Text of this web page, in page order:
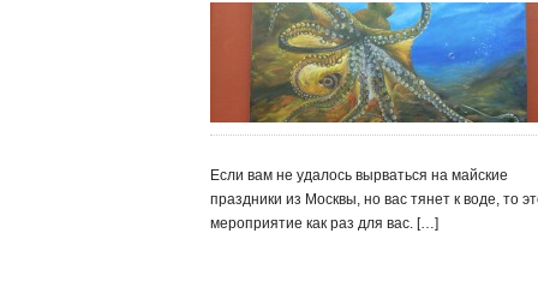
Если вам не удалось вырваться на майские
праздники из Москвы, но вас тянет к воде, то
мероприятие как раз для вас. […]